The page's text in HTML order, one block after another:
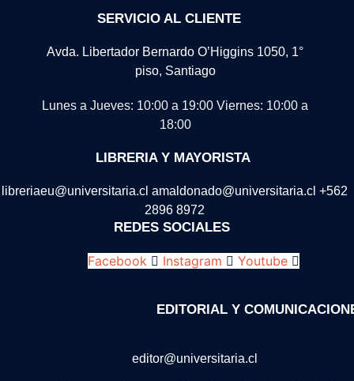
SERVICIO AL CLIENTE
Avda. Libertador Bernardo O’Higgins 1050, 1°
piso, Santiago
Lunes a Jueves: 10:00 a 19:00 Viernes: 10:00 a
18:00
LIBRERIA Y MAYORISTA
libreriaeu@universitaria.cl amaldonado@universitaria.cl +562
2896 8972
REDES SOCIALES
Facebook Instagram Youtube
EDITORIAL Y
editor@universitaria.cl